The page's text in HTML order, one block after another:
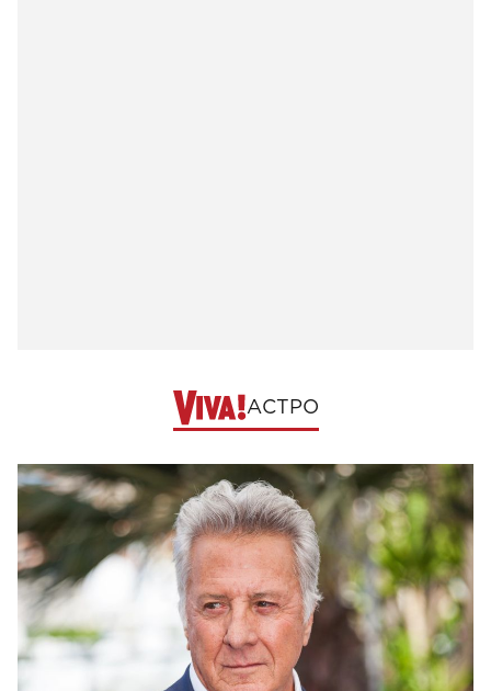
АСТРО